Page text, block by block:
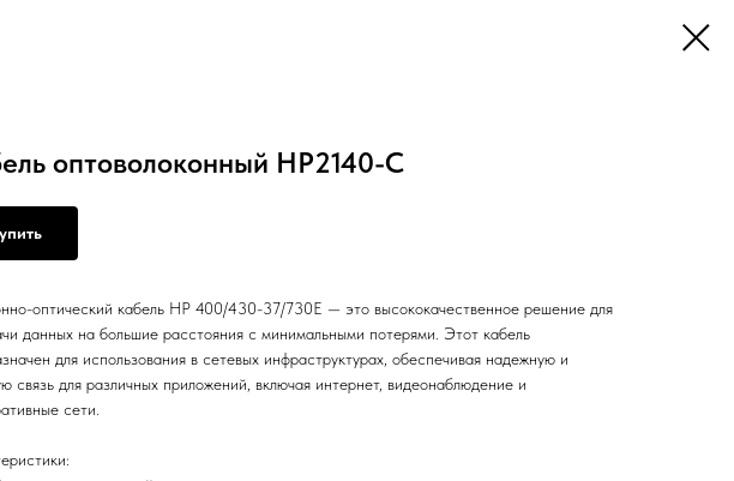
оптоволоконный HP2140-C
оптический кабель HP 400/430-37/730E — это высококачественное решение для
данных на большие расстояния с минимальными потерями. Этот кабель
для использования в сетевых инфраструктурах, обеспечивая надежную и
связь для различных приложений, включая интернет, видеонаблюдение и
сети.